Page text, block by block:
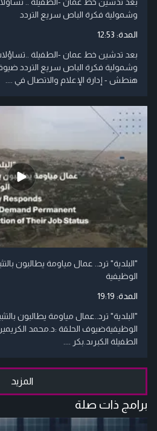
وشمولية فكرة الباص سريع التردد
المدة: 12:53
بعد تدشين خط عمان -الطفيلة
وشمولية فكرة الباص سريع التردد ضيوف
هنطش - إدارة الإعلام والاتصال في ....
"البلدية" ترد.. عمال مياومة يطالبون
الوظيفية
المدة: 19:19
"البلدية" ترد..عمال مياومة يطالبون
الوظيفيةضيوف الحلقة :د.محمد
الطفيلة الكبرىد.بكر ....
المزيد
برامج ذات صلة